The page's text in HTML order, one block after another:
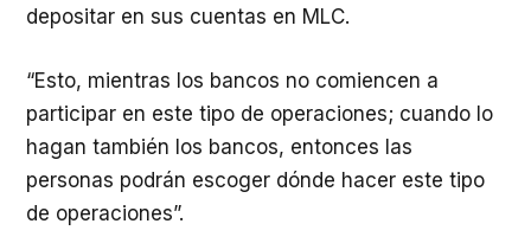
depositar en sus cuentas en MLC.
“Esto, mientras los bancos no comiencen a
participar en este tipo de operaciones; cuando lo
hagan también los bancos, entonces las
personas podrán escoger dónde hacer este tipo
de operaciones”.